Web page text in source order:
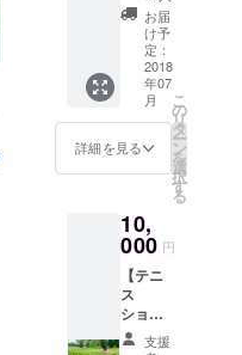
ます。
＋まさ
とぶろ
（https:
//ogiwar
amasat
o.net）
介(ブロ
グ・
ページ
URL記
載)
クメー
ル語を
使っ
て、感
謝の気
持ちを
お伝え
させて
は日本
語で書
きま
す。 ＋
まさと
ぶろぐ
（https:
スチー
ムのユ
フォー
ムを1枚
プレゼ
ント！
（写真
はイ
メー
意：大
変申し
訳あり
ません
が、ユ
ニ
フォー
お届
け予
定：
2018
年07
月
詳細を見る
こ
の
リ
タ
ー
ン
を
選
択
す
る
10,
000 円
【テニ
ス
ショッ
プ様限
支援